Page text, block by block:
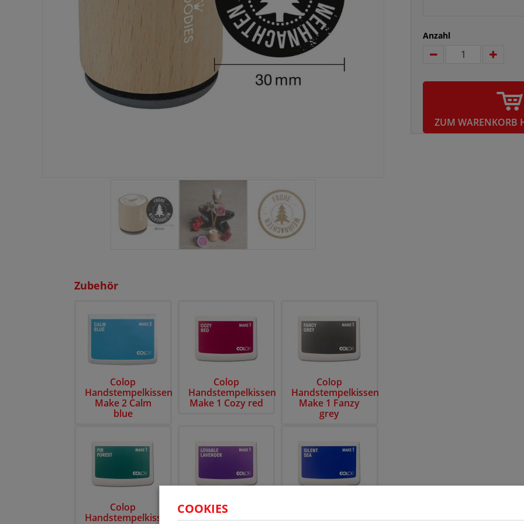
COOKIES
Zubehör
Colop
Handstempelkissen
Make 2 Calm
blue
Colop
Handstempelkissen
Make 1 Cozy red
Colop
Handstempelkissen
Make 1 Fanzy
grey
Colop
Handstempelkissen
Colop
Handstempelkissen
Handstempelkissen
Anzahl
ZUM WARENKORB